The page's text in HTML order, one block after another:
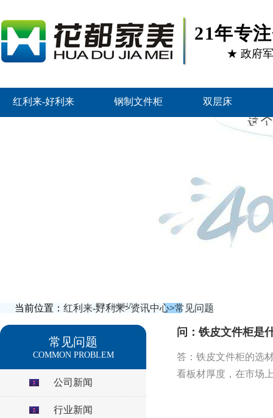
21年专
★ 政府
红利来-好利来 钢制文件柜 双层床
当前位置： 红利来-好利来>资讯中心>常见问题
常见问题
COMMON PROBLEM
公司新闻
行业新闻
问：铁皮文件柜是
答：铁皮文件柜的选
看板材厚度，在市场